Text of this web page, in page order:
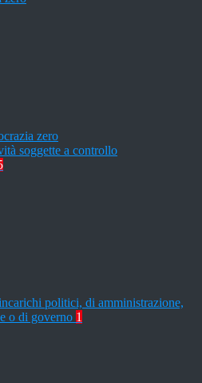
zero
soggette a controllo
politici, di amministrazione,
o di governo 1